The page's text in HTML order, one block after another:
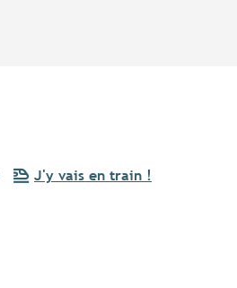
J'y vais en train !